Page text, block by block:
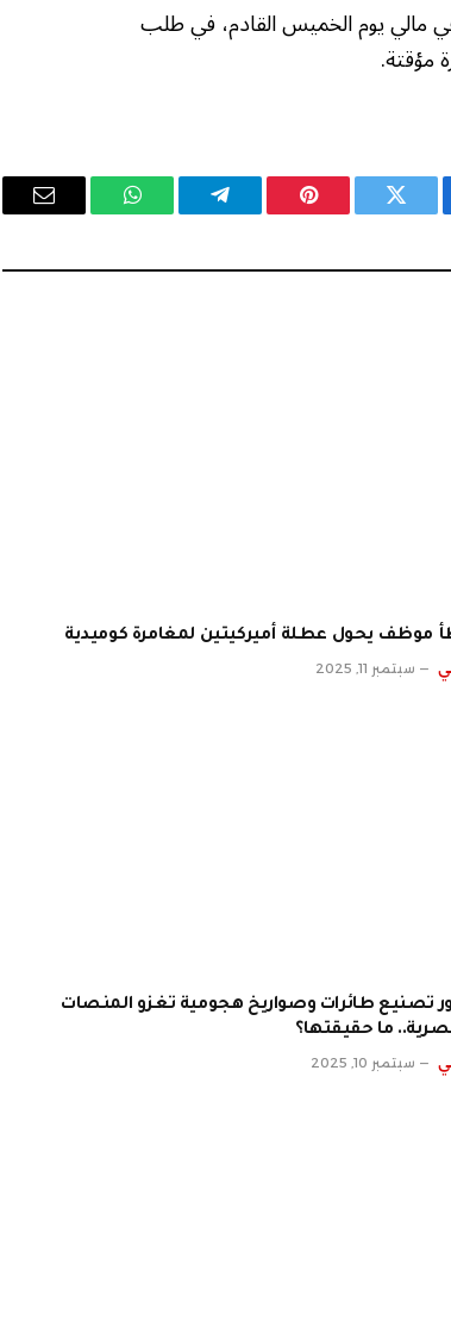
في مالي يوم الخميس القادم، في طلب
مؤقتة.
تويتر بينتيريستتيلقرام واتساب
البريد
موظف يحول عطلة أميركيتين لمغامرة كوميدية
سبتمبر 11, 2025
تصنيع طائرات وصواريخ هجومية تغزو المنصات
ما حقيقتها؟
سبتمبر 10, 2025